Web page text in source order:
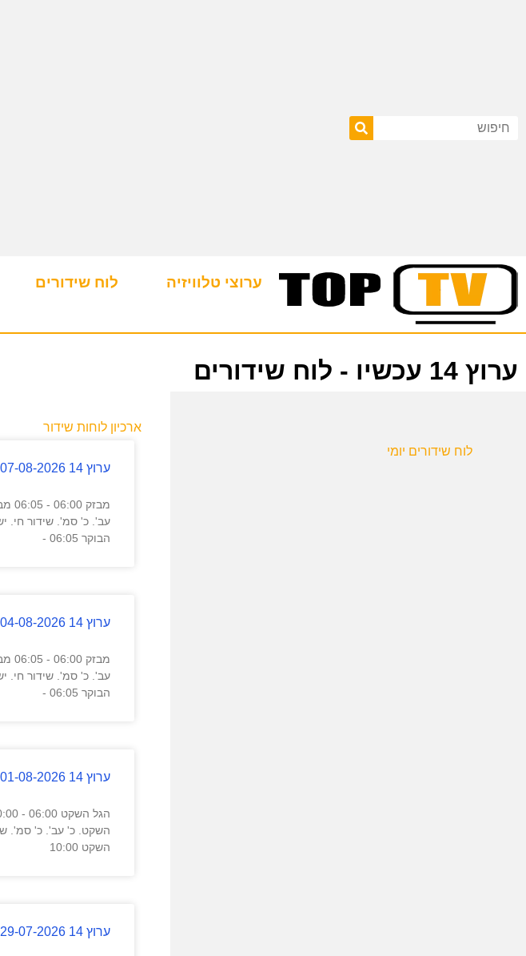
ערוצי טלוויזיה לוח שידורים
ערוץ 14 עכשיו - לוח שידורים
לוח שידורים יומי
ארכיון לוחות שידור
ערוץ 14 07-08-2026
מבזק
עב'. כ' סמ'. שידור חי.
הבוקר 06:05 -
ערוץ 14 04-08-2026
מבזק
עב'. כ' סמ'. שידור חי.
הבוקר 06:05 -
ערוץ 14 01-08-2026
השקט. כ' עב'. כ' סמ'.
השקט 10:00
ערוץ 14 29-07-2026